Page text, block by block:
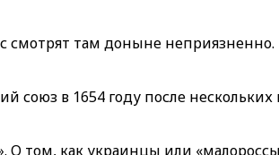
смотрят там доныне
в 1654 году после нескольких
О том, как украинцы или